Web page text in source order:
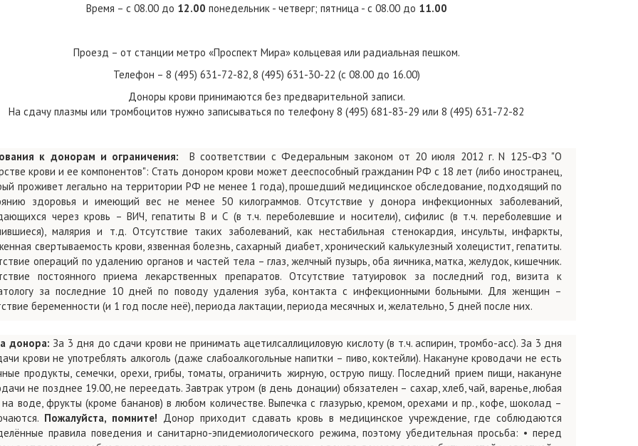
Время – с 08.00 до 12.00 понедельник - четверг; пятница - с 08.00 до 11.00
Проезд – от станции метро «Проспект Мира» кольцевая или радиальная пешком.
Телефон – 8 (495) 631-72-82, 8 (495) 631-30-22 (с 08.00 до 16.00)
Доноры крови принимаются без предварительной записи.
На сдачу плазмы или тромбоцитов нужно записываться по телефону 8 (495) 681-83-29 или 8 (495) 631-72-82
к донорам и ограничения: В соответствии с Федеральным законом от 20 июля 2012 г. N 125-ФЗ "О
крови и ее компонентов": Стать донором крови может дееспособный гражданин РФ с 18 лет (либо иностранец,
проживет легально на территории РФ не менее 1 года), прошедший медицинское обследование, подходящий по
здоровья и имеющий вес не менее 50 килограммов. Отсутствие у донора инфекционных заболеваний,
через кровь – ВИЧ, гепатиты В и С (в т.ч. переболевшие и носители), сифилис (в т.ч. переболевшие и
малярия и т.д. Отсутствие таких заболеваний, как нестабильная стенокардия, инсульты, инфаркты,
свертываемость крови, язвенная болезнь, сахарный диабет, хронический калькулезный холецистит, гепатиты.
операций по удалению органов и частей тела – глаз, желчный пузырь, оба яичника, матка, желудок, кишечник.
постоянного приема лекарственных препаратов. Отсутствие татуировок за последний год, визита к
за последние 10 дней по поводу удаления зуба, контакта с инфекционными больными. Для женщин –
беременности (и 1 год после неё), периода лактации, периода месячных и, желательно, 5 дней после них.
донора: За 3 дня до сдачи крови не принимать ацетилсаллициловую кислоту (в т.ч. аспирин, тромбо-асс). За 3 дня
крови не употреблять алкоголь (даже слабоалкогольные напитки – пиво, коктейли). Накануне кроводачи не есть
продукты, семечки, орехи, грибы, томаты, ограничить жирную, острую пищу. Последний прием пищи, накануне
не позднее 19.00, не переедать. Завтрак утром (в день донации) обязателен – сахар, хлеб, чай, варенье, любая
воде, фрукты (кроме бананов) в любом количестве. Выпечка с глазурью, кремом, орехами и пр., кофе, шоколад –
Пожалуйста, помните! Донор приходит сдавать кровь в медицинское учреждение, где соблюдаются
правила поведения и санитарно-эпидемиологического режима, поэтому убедительная просьба: • перед